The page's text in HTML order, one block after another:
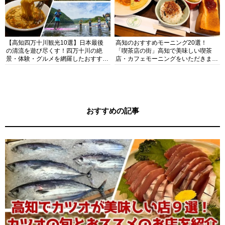
【高知四万十川観光10選】日本最後
の清流を遊び尽くす！四万十川の絶
景・体験・グルメを網羅したおすすめ
高知のおすすめモーニング20選！
「喫茶店の街」高知で美味しい喫茶
店・カフェモーニングをいただきま
おすすめの記事